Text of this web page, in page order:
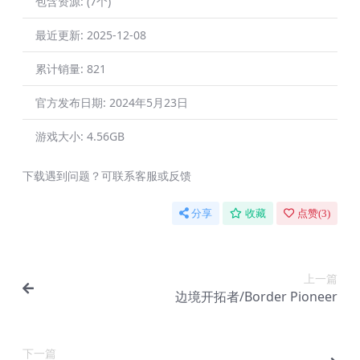
最近更新: 2025-12-08
累计销量: 821
官方发布日期: 2024年5月23日
游戏大小: 4.56GB
下载遇到问题？可联系客服或反馈
分享 收藏 点赞(3)
上一篇
边境开拓者/Border Pioneer
下一篇